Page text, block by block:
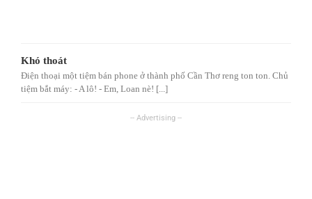
Khó thoát
Điện thoại một tiệm bán phone ở thành phố Cần Thơ reng ton ton. Chủ
tiệm bắt máy: - A lô! - Em, Loan nè! [...]